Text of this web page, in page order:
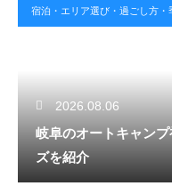
宿泊・エリア選び・過ごし方・
2026.08.06
岐阜のオートキャン
ズを紹介